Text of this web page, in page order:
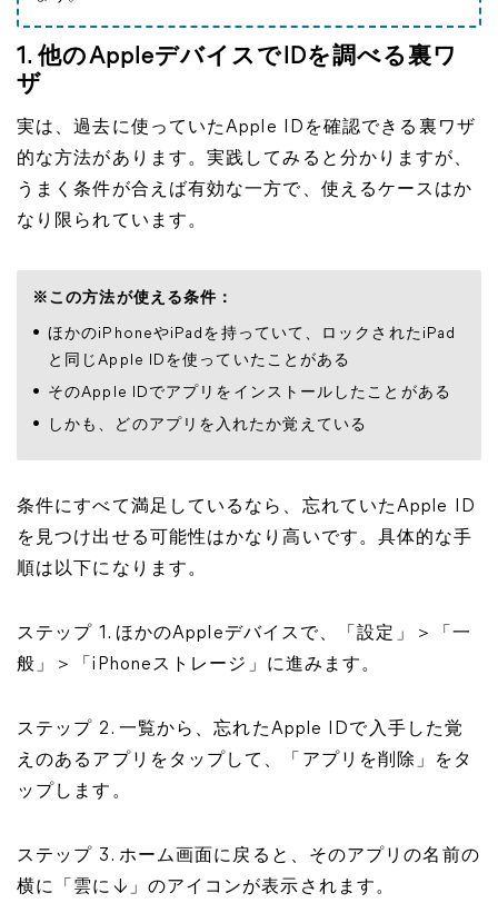
1. 他のAppleデバイスでIDを調べる裏ワ
ザ
実は、過去に使っていたApple IDを確認できる裏ワザ
的な方法があります。実践してみると分かりますが、
うまく条件が合えば有効な一方で、使えるケースはか
なり限られています。
※この方法が使える条件：
ほかのiPhoneやiPadを持っていて、ロックされたiPad
と同じApple IDを使っていたことがある
そのApple IDでアプリをインストールしたことがある
しかも、どのアプリを入れたか覚えている
条件にすべて満足しているなら、忘れていたApple ID
を見つけ出せる可能性はかなり高いです。具体的な手
順は以下になります。
ステップ 1. ほかのAppleデバイスで、「設定」＞「一
般」＞「iPhoneストレージ」に進みます。
ステップ 2. 一覧から、忘れたApple IDで入手した覚
えのあるアプリをタップして、「アプリを削除」をタ
ップします。
ステップ 3. ホーム画面に戻ると、そのアプリの名前の
横に「雲に↓」のアイコンが表示されます。